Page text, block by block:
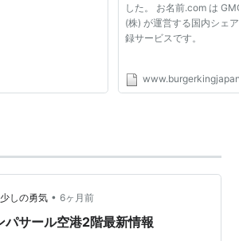
した。 お名前.com は
(株) が運営する国内シェ
録サービスです。
しの勇気 • 6ヶ月前
サール空港2階最新情報